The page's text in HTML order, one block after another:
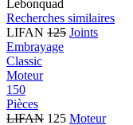
Lebonquad
Recherches similaires
LIFAN 125 Joints
Embrayage
Classic
Moteur
150
Pièces
LIFAN 125 Moteur